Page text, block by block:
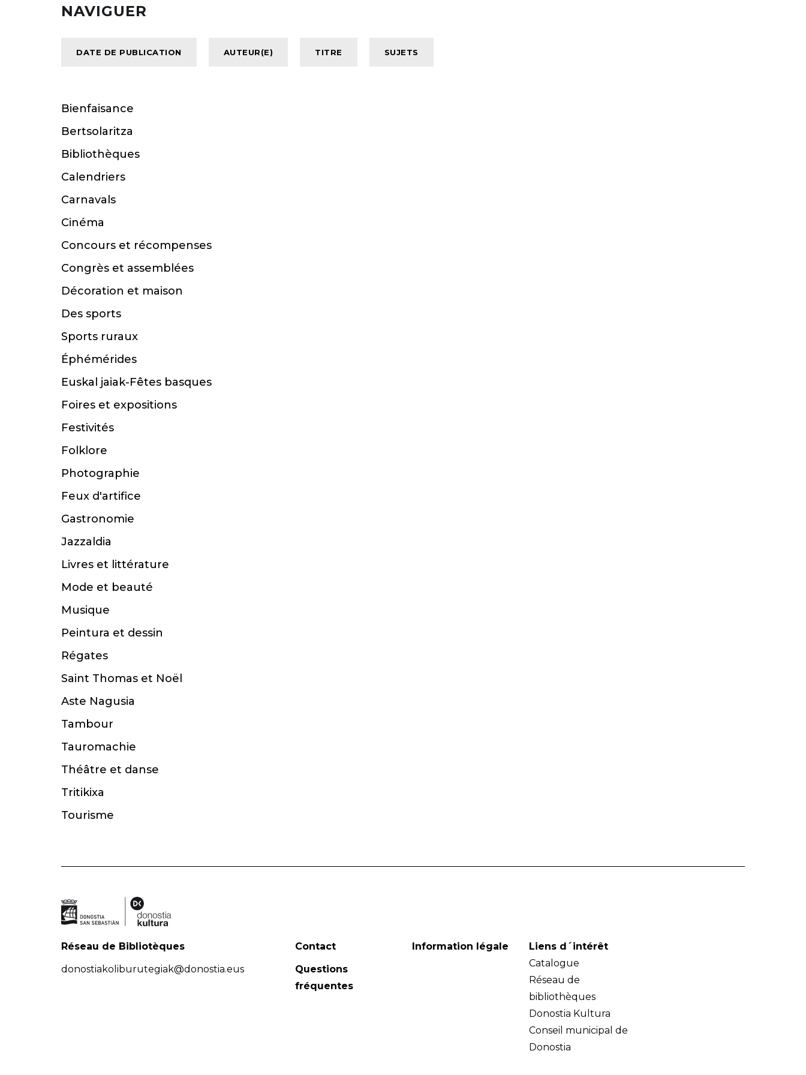
NAVIGUER
Bienfaisance
Bertsolaritza
Bibliothèques
Calendriers
Carnavals
Cinéma
Concours et récompenses
Congrès et assemblées
Décoration et maison
Des sports
Sports ruraux
Éphémérides
Euskal jaiak-Fêtes basques
Foires et expositions
Festivités
Folklore
Photographie
Feux d'artifice
Gastronomie
Jazzaldia
Livres et littérature
Mode et beauté
Musique
Peintura et dessin
Régates
Saint Thomas et Noël
Aste Nagusia
Tambour
Tauromachie
Théâtre et danse
Tritikixa
Tourisme
Réseau de Bibliotèques
donostiakoliburutegiak@donostia.eus
Contact
Questions
fréquentes
Information légale
Liens d´intérêt
Catalogue
Réseau de
bibliothèques
Donostia Kultura
Conseil municipal de
Donostia